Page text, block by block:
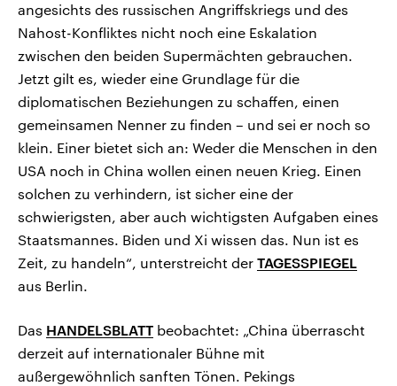
angesichts des russischen Angriffskriegs und des
Nahost-Konfliktes nicht noch eine Eskalation
zwischen den beiden Supermächten gebrauchen.
Jetzt gilt es, wieder eine Grundlage für die
diplomatischen Beziehungen zu schaffen, einen
gemeinsamen Nenner zu finden – und sei er noch so
klein. Einer bietet sich an: Weder die Menschen in den
USA noch in China wollen einen neuen Krieg. Einen
solchen zu verhindern, ist sicher eine der
schwierigsten, aber auch wichtigsten Aufgaben eines
Staatsmannes. Biden und Xi wissen das. Nun ist es
Zeit, zu handeln“, unterstreicht der TAGESSPIEGEL
aus Berlin.
Das HANDELSBLATT beobachtet: „China überrascht
derzeit auf internationaler Bühne mit
außergewöhnlich sanften Tönen. Pekings